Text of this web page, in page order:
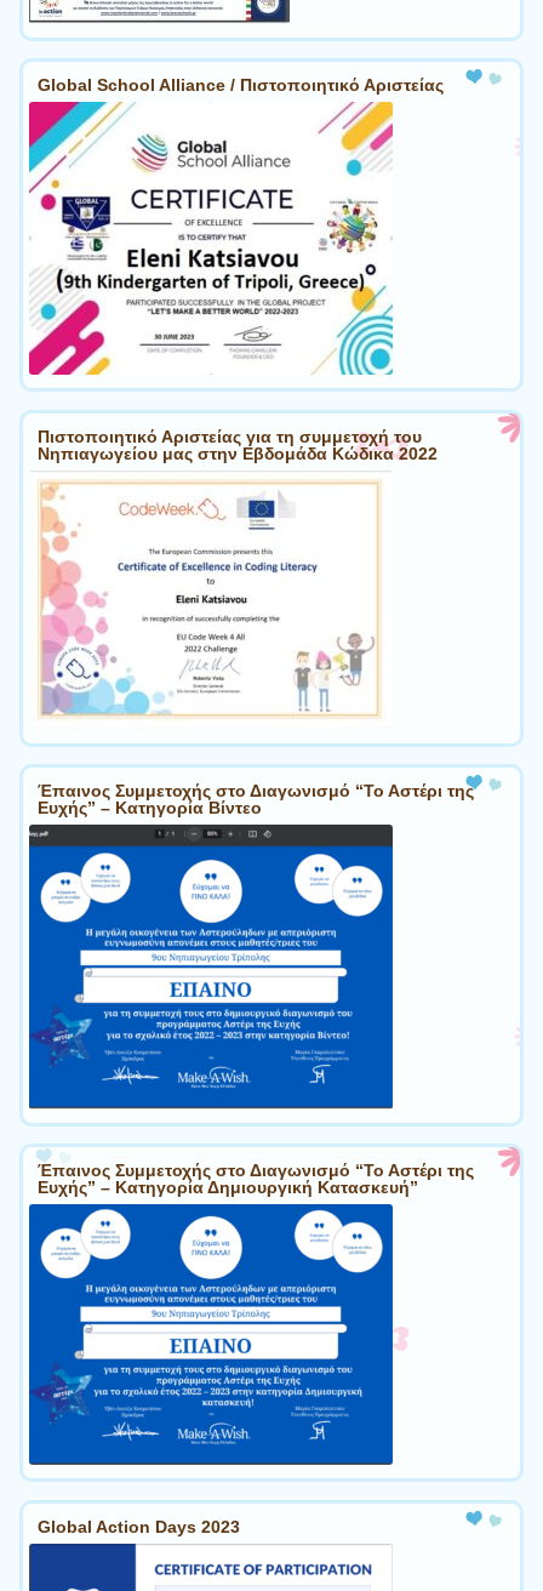
Global School Alliance / Πιστοποιητικό Αριστείας
Πιστοποιητικό Αριστείας για τη συμμετοχή του
Νηπιαγωγείου μας στην Εβδομάδα Κώδικα 2022
Έπαινος Συμμετοχής στο Διαγωνισμό “Το Αστέρι της
Ευχής” – Κατηγορία Βίντεο
Έπαινος Συμμετοχής στο Διαγωνισμό “Το Αστέρι της
Ευχής” – Κατηγορία Δημιουργική Κατασκευή”
Global Action Days 2023